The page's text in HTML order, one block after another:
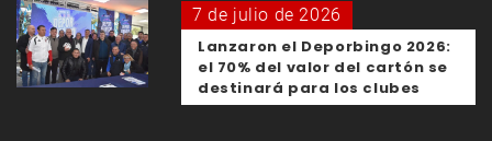
7 de julio de 2026
Lanzaron el Deporbingo 2026:
el 70% del valor del cartón se
destinará para los clubes